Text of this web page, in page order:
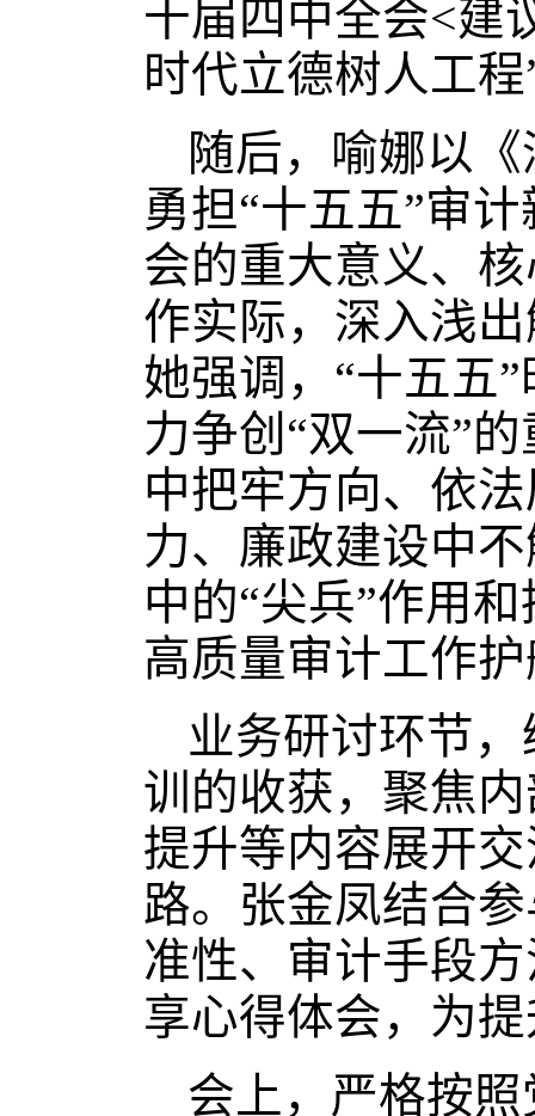
十届四中全会<建
时代立德树人工程
随后，喻娜以
勇担“十五五”审
会的重大意义、
作实际，深入浅
她强调，“十五五
力争创“双一流”
中把牢方向、依
力、廉政建设中
中的“尖兵”作用
高质量审计工作
业务研讨环节
训的收获，聚焦
提升等内容展开
路。张金凤结合
准性、审计手段
享心得体会，为
会上，严格按